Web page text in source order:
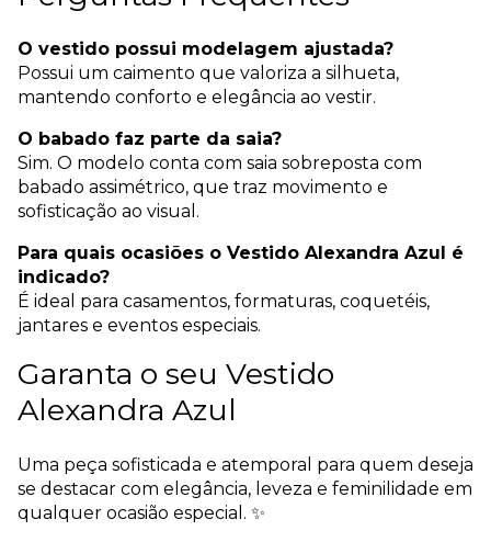
O vestido possui modelagem ajustada?
Possui um caimento que valoriza a silhueta,
mantendo conforto e elegância ao vestir.
O babado faz parte da saia?
Sim. O modelo conta com saia sobreposta com
babado assimétrico, que traz movimento e
sofisticação ao visual.
Para quais ocasiões o Vestido Alexandra Azul é
indicado?
É ideal para casamentos, formaturas, coquetéis,
jantares e eventos especiais.
Garanta o seu Vestido
Alexandra Azul
Uma peça sofisticada e atemporal para quem deseja
se destacar com elegância, leveza e feminilidade em
qualquer ocasião especial. ✨